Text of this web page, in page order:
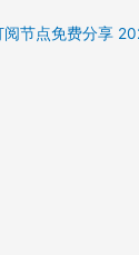
阅节点免费分享